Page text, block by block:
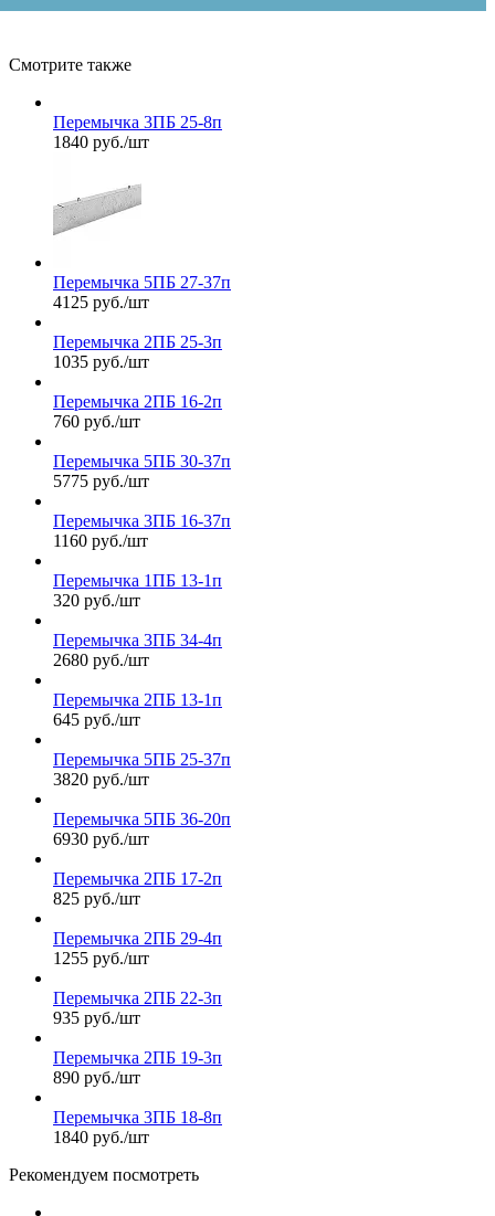
Смотрите также
Перемычка 3ПБ 25-8п
1840 руб./шт
Перемычка 5ПБ 27-37п
4125 руб./шт
Перемычка 2ПБ 25-3п
1035 руб./шт
Перемычка 2ПБ 16-2п
760 руб./шт
Перемычка 5ПБ 30-37п
5775 руб./шт
Перемычка 3ПБ 16-37п
1160 руб./шт
Перемычка 1ПБ 13-1п
320 руб./шт
Перемычка 3ПБ 34-4п
2680 руб./шт
Перемычка 2ПБ 13-1п
645 руб./шт
Перемычка 5ПБ 25-37п
3820 руб./шт
Перемычка 5ПБ 36-20п
6930 руб./шт
Перемычка 2ПБ 17-2п
825 руб./шт
Перемычка 2ПБ 29-4п
1255 руб./шт
Перемычка 2ПБ 22-3п
935 руб./шт
Перемычка 2ПБ 19-3п
890 руб./шт
Перемычка 3ПБ 18-8п
1840 руб./шт
Рекомендуем посмотреть